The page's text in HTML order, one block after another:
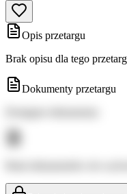
Opis przetargu
Brak opisu dla tego
Dokumenty przetargu